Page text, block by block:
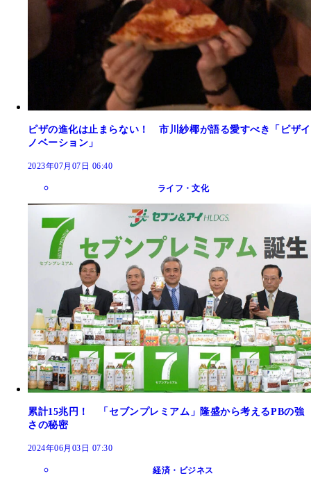
ピザの進化は止まらない！ 市川紗椰が語る愛すべき「ピザイ
ノベーション」
2023年07月07日 06:40
ライフ・文化
累計15兆円！ 「セブンプレミアム」隆盛から考えるPBの強
さの秘密
2024年06月03日 07:30
経済・ビジネス